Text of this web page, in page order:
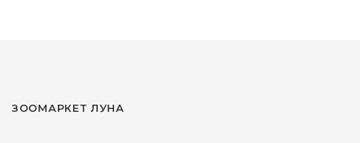
ЗООМАРКЕТ ЛУНА